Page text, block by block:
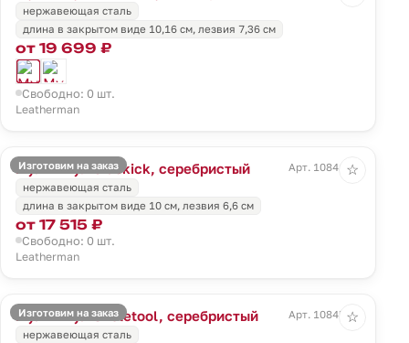
нержавеющая сталь
длина в закрытом виде 10,16 см, лезвия 7,36 см
от 19 699 ₽
Свободно: 0 шт.
Leatherman
Изготовим на заказ
Мультитул Sidekick, серебристый
Арт. 10841.10
нержавеющая сталь
длина в закрытом виде 10 см, лезвия 6,6 см
от 17 515 ₽
Свободно: 0 шт.
Leatherman
☆
Изготовим на заказ
Мультитул Skeletool, серебристый
Арт. 10845.10
нержавеющая сталь
☆